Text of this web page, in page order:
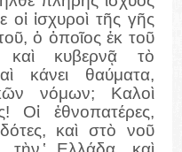
οἱ ἰσχυροὶ τῆς γῆς
ὁ ὁποῖος ἐκ τοῦ
καὶ κυβερνᾷ τὸ
κάνει θαύματα,
νόμων; Καλοὶ
Οἱ ἐθνοπατέρες,
καὶ στὸ νοῦ